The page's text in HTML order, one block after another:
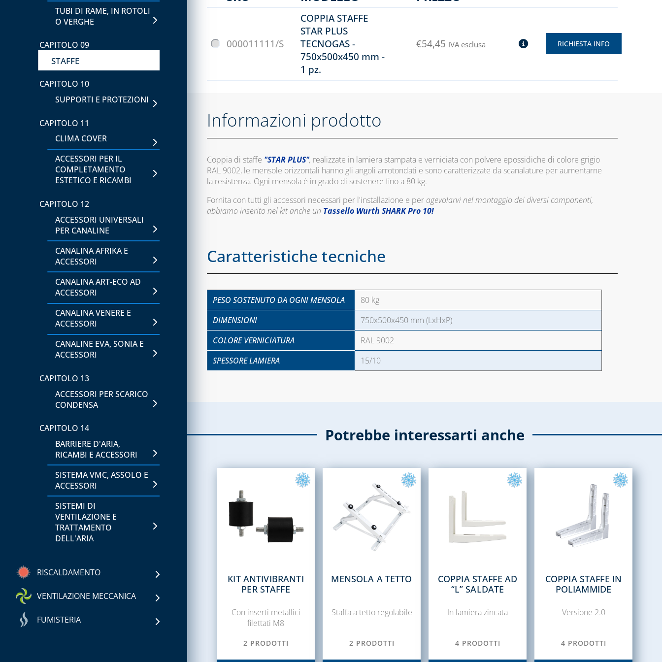
TUBI DI RAME, IN ROTOLI
O VERGHE
CAPITOLO 09
STAFFE
CAPITOLO 10
SUPPORTI E PROTEZIONI
CAPITOLO 11
CLIMA COVER
ACCESSORI PER IL
COMPLETAMENTO
ESTETICO E RICAMBI
CAPITOLO 12
ACCESSORI UNIVERSALI
PER CANALINE
CANALINA AFRIKA E
ACCESSORI
CANALINA ART-ECO AD
ACCESSORI
CANALINA VENERE E
ACCESSORI
CANALINE EVA, SONIA E
ACCESSORI
CAPITOLO 13
ACCESSORI PER SCARICO
CONDENSA
CAPITOLO 14
BARRIERE D'ARIA,
RICAMBI E ACCESSORI
SISTEMA VMC, ASSOLO E
ACCESSORI
SISTEMI DI
VENTILAZIONE E
TRATTAMENTO
DELL'ARIA
RISCALDAMENTO
CAPITOLO 01
SERBATOI E
VENTILAZIONE MECCANICA
ACCESSORI PER SISTEMI
FUMISTERIA
000011111/S
COPPIA STAFFE
STAR PLUS
TECNOGAS -
750x500x450 mm -
1 pz.
€54,45 IVA esclusa RICHIESTA INFO
Informazioni prodotto
Coppia di staffe "STAR PLUS", realizzate in lamiera stampata e verniciata con polvere epossidiche di colore grigio
RAL 9002, le mensole orizzontali hanno gli angoli arrotondati e sono caratterizzate da scanalature per aumentarne
la resistenza. Ogni mensola è in grado di sostenere fino a 80 kg.
Fornita con tutti gli accessori necessari per l'installazione e per agevolarvi nel montaggio dei diversi componenti,
abbiamo inserito nel kit anche un Tassello Wurth SHARK Pro 10!
Caratteristiche tecniche
PESO SOSTENUTO DA OGNI MENSOLA
80 kg
DIMENSIONI
750x500x450 mm (LxHxP)
COLORE VERNICIATURA
RAL 9002
SPESSORE LAMIERA
15/10
Potrebbe interessarti anche
KIT ANTIVIBRANTI
PER STAFFE
Con inserti metallici
filettati M8
2 PRODOTTI
MENSOLA A TETTO
Staffa a tetto regolabile
2 PRODOTTI
COPPIA STAFFE AD
“L” SALDATE
In lamiera zincata
4 PRODOTTI
COPPIA STAFFE IN
POLIAMMIDE
Versione 2.0
4 PRODOTTI